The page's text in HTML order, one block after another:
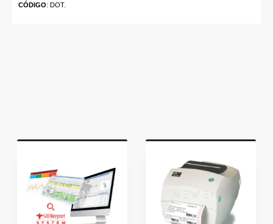
CÓDIGO: DOT.